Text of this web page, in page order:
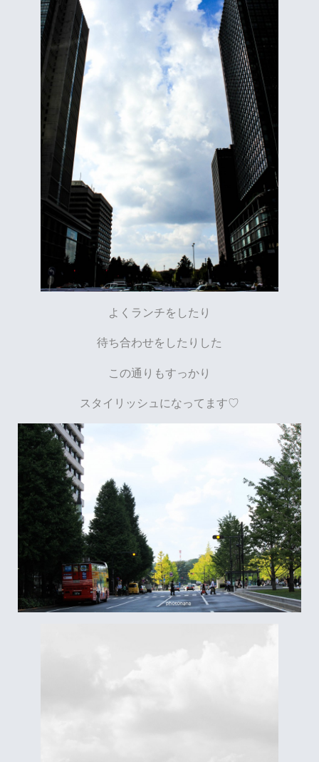
よくランチをしたり
待ち合わせをしたりした
この通りもすっかり
スタイリッシュになってます♡